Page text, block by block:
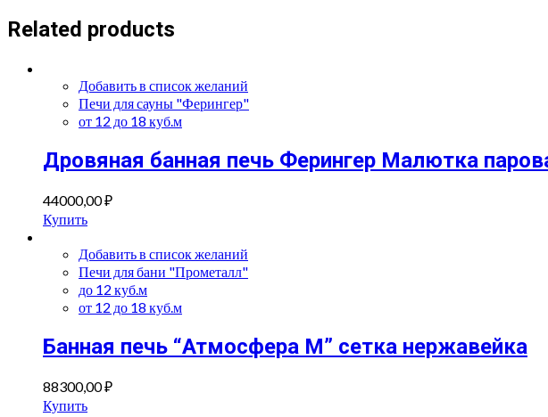
Related products
Добавить в список желаний
Печи для сауны "Ферингер"
от 12 до 18 куб.м
Дровяная банная печь Ферингер Малютка
44000,00₽
Купить
Добавить в список желаний
Печи для бани "Прометалл"
до 12 куб.м
от 12 до 18 куб.м
Банная печь “Атмосфера М” сетка нержавейка
88300,00₽
Купить